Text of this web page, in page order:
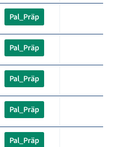
Pal_Präp
Pal_Präp
Pal_Präp
Pal_Präp
Pal_Präp